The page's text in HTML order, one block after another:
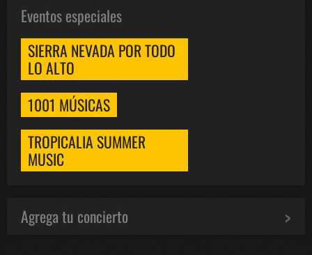
Eventos especiales
SIERRA NEVADA POR TODO
LO ALTO
1001 MÚSICAS
TROPICALIA SUMMER
MUSIC
Agrega tu concierto